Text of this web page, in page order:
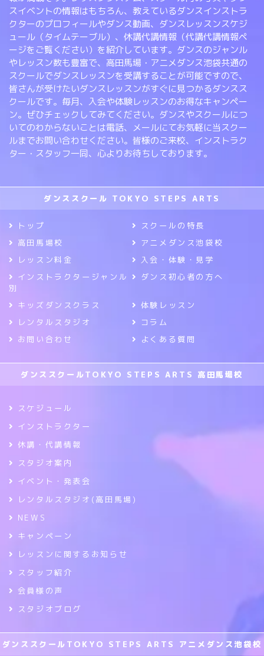
スイベントの情報はもちろん、教えているダンスインストラ
クターのプロフィールやダンス動画、ダンスレッスンスケジ
ュール（タイムテーブル）、休講代講情報（代講代講情報ペ
ージをご覧ください）を紹介しています。ダンスのジャンル
やレッスン数も豊富で、高田馬場・アニメダンス池袋共通の
スクールでダンスレッスンを受講することが可能ですので、
皆さんが受けたいダンスレッスンがすぐに見つかるダンスス
クールです。毎月、入会や体験レッスンのお得なキャンペー
ン。ぜひチェックしてみてください。ダンスやスクールにつ
いてのわからないことは電話、メールにてお気軽に当スクー
ルまでお問い合わせください。皆様のご来校、インストラク
ター・スタッフ一同、心よりお待ちしております。
ダンススクール TOKYO STEPS ARTS
トップ
スクールの特長
高田馬場校
アニメダンス池袋校
レッスン料金
入会・体験・見学
インストラクタージャンル
別
ダンス初心者の方へ
キッズダンスクラス
体験レッスン
レンタルスタジオ
コラム
お問い合わせ
よくある質問
ダンススクールTOKYO STEPS ARTS 高田馬場校
スケジュール
インストラクター
休講・代講情報
スタジオ案内
イベント・発表会
レンタルスタジオ(高田馬場)
NEWS
キャンペーン
レッスンに関するお知らせ
スタッフ紹介
会員様の声
スタジオブログ
ダンススクールTOKYO STEPS ARTS アニメダンス池袋校